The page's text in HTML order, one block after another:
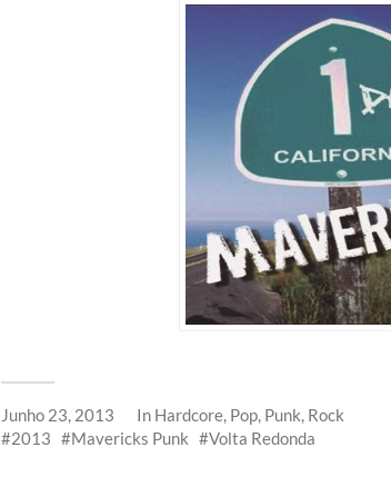
Junho 23, 2013 In Hardcore, Pop, Punk, Rock
2013
Mavericks Punk Volta Redonda